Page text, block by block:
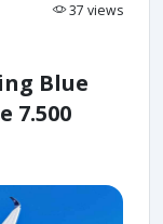
37 views
Blue
7.500